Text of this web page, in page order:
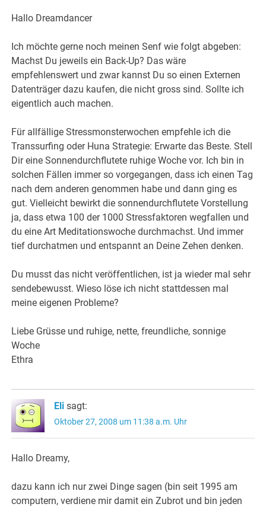
Hallo Dreamdancer
Ich möchte gerne noch meinen Senf wie folgt abgeben:
Machst Du jeweils ein Back-Up? Das wäre
empfehlenswert und zwar kannst Du so einen Externen
Datenträger dazu kaufen, die nicht gross sind. Sollte ich
eigentlich auch machen.
Für allfällige Stressmonsterwochen empfehle ich die
Transsurfing oder Huna Strategie: Erwarte das Beste. Stell
Dir eine Sonnendurchflutete ruhige Woche vor. Ich bin in
solchen Fällen immer so vorgegangen, dass ich einen Tag
nach dem anderen genommen habe und dann ging es
gut. Vielleicht bewirkt die sonnendurchflutete Vorstellung
ja, dass etwa 100 der 1000 Stressfaktoren wegfallen und
du eine Art Meditationswoche durchmachst. Und immer
tief durchatmen und entspannt an Deine Zehen denken.
Du musst das nicht veröffentlichen, ist ja wieder mal sehr
sendebewusst. Wieso löse ich nicht stattdessen mal
meine eigenen Probleme?
Liebe Grüsse und ruhige, nette, freundliche, sonnige
Woche
Ethra
Eli sagt:
Oktober 27, 2008 um 11:38 a.m. Uhr
Hallo Dreamy,
dazu kann ich nur zwei Dinge sagen (bin seit 1995 am
computern, verdiene mir damit ein Zubrot und bin jeden